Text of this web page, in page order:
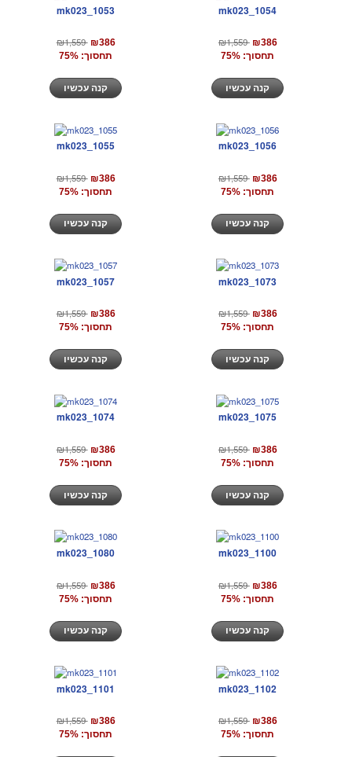
mk023_1053
₪1,559 ₪386
תחסוך: 75%
mk023_1054
₪1,559 ₪386
תחסוך: 75%
mk023_1055
₪1,559 ₪386
תחסוך: 75%
mk023_1056
₪1,559 ₪386
תחסוך: 75%
mk023_1057
₪1,559 ₪386
תחסוך: 75%
mk023_1073
₪1,559 ₪386
תחסוך: 75%
mk023_1074
₪1,559 ₪386
תחסוך: 75%
mk023_1075
₪1,559 ₪386
תחסוך: 75%
mk023_1080
₪1,559 ₪386
תחסוך: 75%
mk023_1100
₪1,559 ₪386
תחסוך: 75%
mk023_1101
₪1,559 ₪386
תחסוך: 75%
mk023_1102
₪1,559 ₪386
תחסוך: 75%